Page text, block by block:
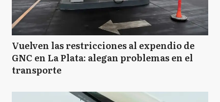
L Luján
MA
Vuelven las restricciones al expendio de
GNC en La Plata: alegan problemas en el
transporte